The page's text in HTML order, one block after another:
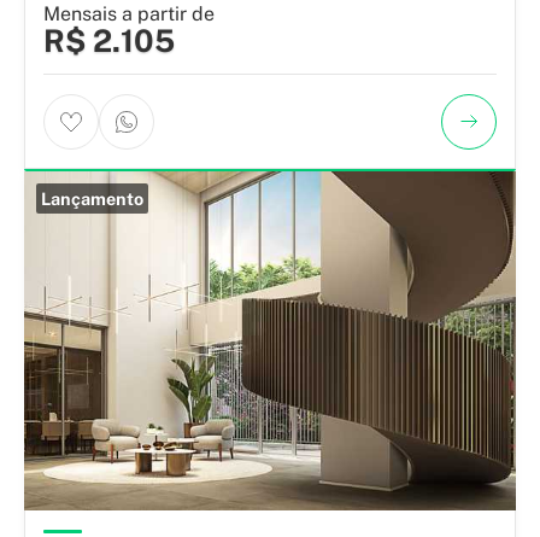
Mensais a partir de
R$ 2.105
Lançamento